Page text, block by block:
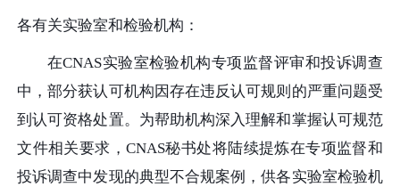
各有关实验室和检验机构：
在CNAS实验室检验机构专项监督评审和投诉调查
中，部分获认可机构因存在违反认可规则的严重问题受
到认可资格处置。为帮助机构深入理解和掌握认可规范
文件相关要求，CNAS秘书处将陆续提炼在专项监督和
投诉调查中发现的典型不合规案例，供各实验室检验机